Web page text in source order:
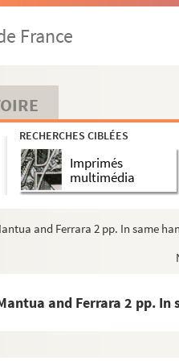
France
RECHERCHES CIBLÉES
Imprimés
multimédia
and Ferrara 2 pp. In same
and Ferrara 2 pp. In
(Proudhon, Considérant,
concernant les